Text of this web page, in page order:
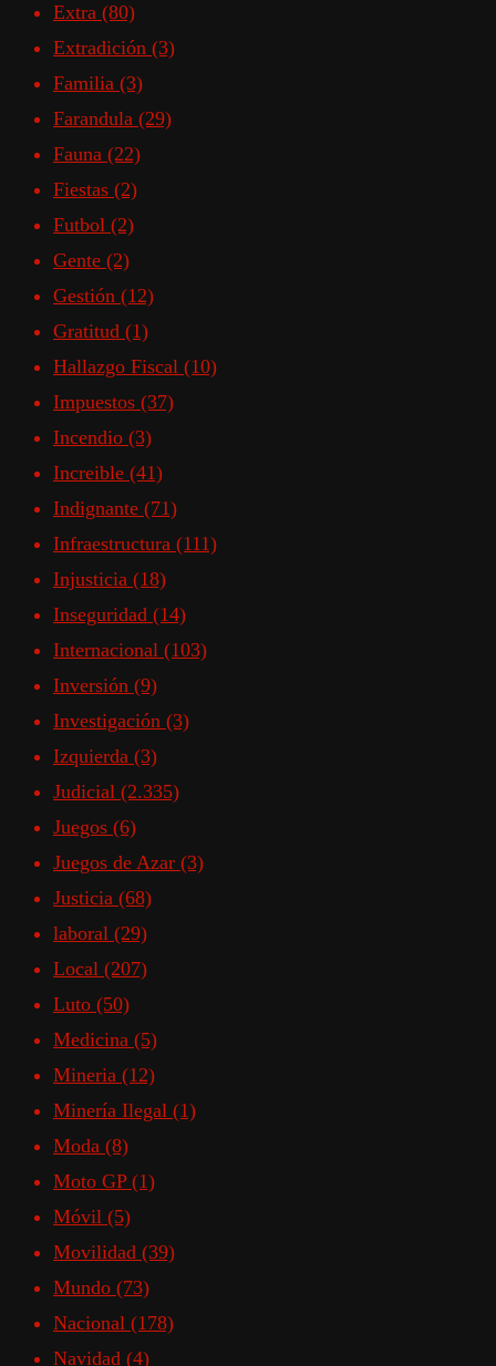
Extra (80)
Extradición (3)
Familia (3)
Farandula (29)
Fauna (22)
Fiestas (2)
Futbol (2)
Gente (2)
Gestión (12)
Gratitud (1)
Hallazgo Fiscal (10)
Impuestos (37)
Incendio (3)
Increible (41)
Indignante (71)
Infraestructura (111)
Injusticia (18)
Inseguridad (14)
Internacional (103)
Inversión (9)
Investigación (3)
Izquierda (3)
Judicial (2.335)
Juegos (6)
Juegos de Azar (3)
Justicia (68)
laboral (29)
Local (207)
Luto (50)
Medicina (5)
Mineria (12)
Minería Ilegal (1)
Moda (8)
Moto GP (1)
Móvil (5)
Movilidad (39)
Mundo (73)
Nacional (178)
Navidad (4)